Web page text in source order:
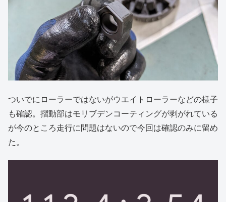
ついでにローラーではないがウエイトローラーなどの様子
も確認。摺動部はモリブデンコーティングが剥がれている
が今のところ走行に問題はないので今回は確認のみに留め
た。